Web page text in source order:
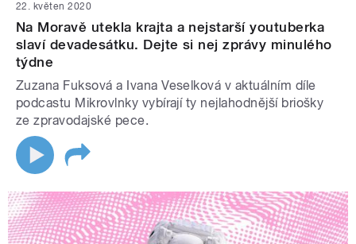
22. květen 2020
Na Moravě utekla krajta a nejstarší youtuberka
slaví devadesátku. Dejte si nej zprávy minulého
týdne
Zuzana Fuksová a Ivana Veselková v aktuálním díle
podcastu Mikrovlnky vybírají ty nejlahodnější briošky
ze zpravodajské pece.